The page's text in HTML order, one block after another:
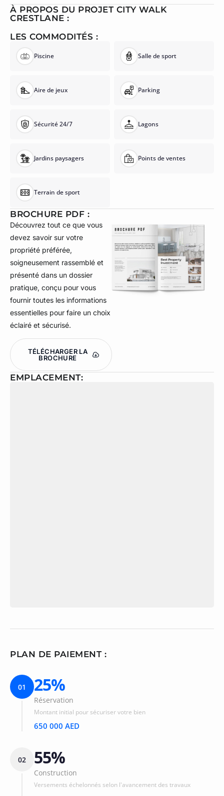
À PROPOS DU PROJET CITY WALK
CRESTLANE :
LES COMMODITÉS :
Piscine Salle de sport
Aire de jeux Parking
Sécurité 24/7 Lagons
Jardins paysagers Points de ventes
Terrain de sport
BROCHURE PDF :
Découvrez tout ce que vous
devez savoir sur votre
propriété préférée,
soigneusement rassemblé et
présenté dans un dossier
pratique, conçu pour vous
fournir toutes les informations
essentielles pour faire un choix
éclairé et sécurisé.
TÉLÉCHARGER LA
BROCHURE
EMPLACEMENT:
PLAN DE PAIEMENT :
01 25%
Réservation
Montant initial pour sécuriser votre bien
650 000 AED
02 55%
Construction
Versements échelonnés selon l'avancement des travaux